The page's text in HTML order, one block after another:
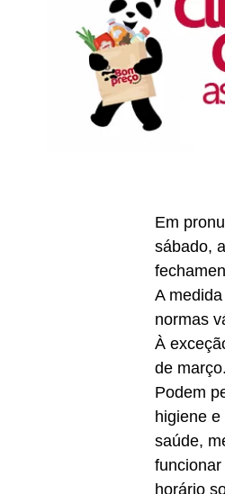
Em
sábado,
A
normas
À
de março.
Podem
higiene
saúde,
horário